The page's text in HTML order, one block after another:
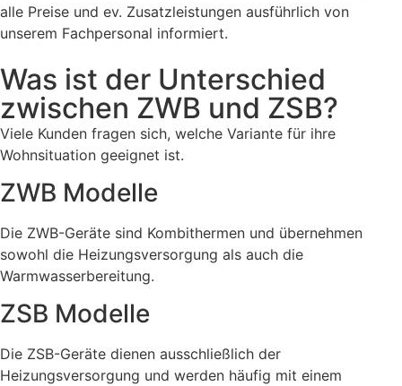
alle Preise und ev. Zusatzleistungen ausführlich von
unserem Fachpersonal informiert.
Was ist der Unterschied
zwischen ZWB und ZSB?
Viele Kunden fragen sich, welche Variante für ihre
Wohnsituation geeignet ist.
ZWB Modelle
Die ZWB-Geräte sind Kombithermen und übernehmen
sowohl die Heizungsversorgung als auch die
Warmwasserbereitung.
ZSB Modelle
Die ZSB-Geräte dienen ausschließlich der
Heizungsversorgung und werden häufig mit einem